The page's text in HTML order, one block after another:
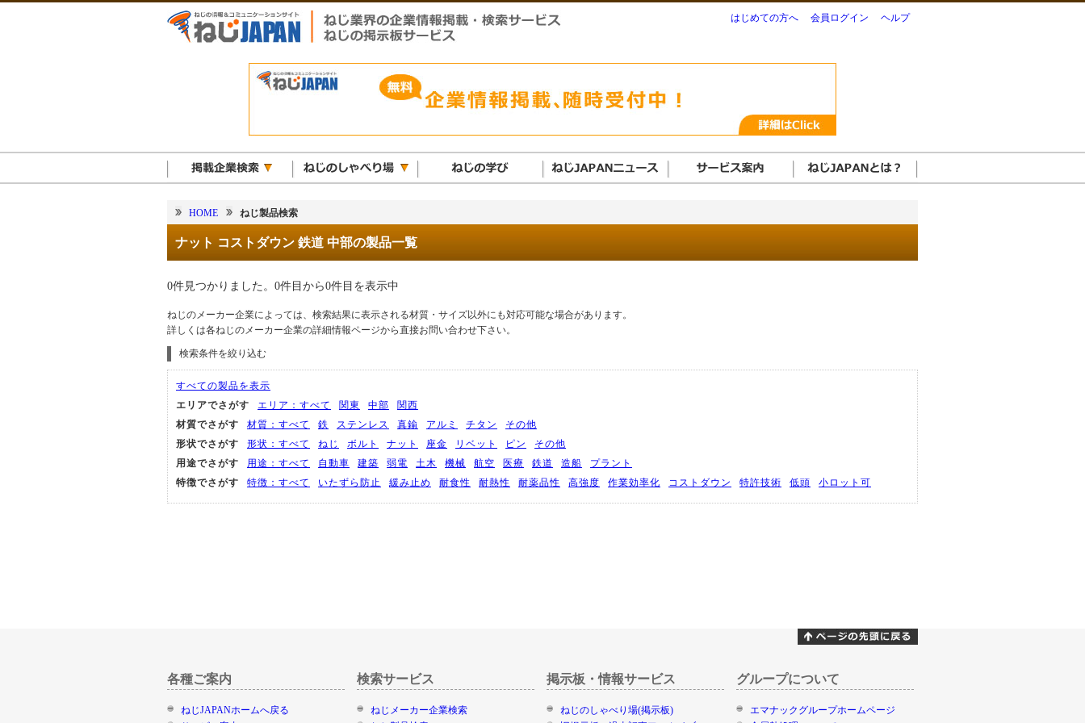
はじめての方へ 会員ログイン ヘルプ
HOME ねじ製品検索
ナット コストダウン 鉄道 中部の製品一覧
0件見つかりました。0件目から0件目を表示中
ねじのメーカー企業によっては、検索結果に表示される材質・サイズ以外にも対応可能な場合があります。
詳しくは各ねじのメーカー企業の詳細情報ページから直接お問い合わせ下さい。
検索条件を絞り込む
すべての製品を表示
エリアでさがす
エリア：すべて 関東 中部
関西
材質でさがす
材質：すべて 鉄 ステンレス 真鍮 アルミ チタン
その他
形状でさがす
形状：すべて ねじ ボルト ナット 座金 リベット ピン
その他
用途でさがす
用途：すべて 自動車 建築 弱電 土木 機械 航空 医療 鉄道 造船
プラント
特徴でさがす
特徴：すべて いたずら防止 緩み止め 耐食性 耐熱性 耐薬品性 高強度 作業効率化 コストダウン 特許技術 低頭 小ロット可
各種ご案内
ねじJAPANホームへ戻る
検索サービス
ねじメーカー企業検索
掲示板・情報サービス
ねじのしゃべり場(掲示板)
グループについて
エマナックグループホームページ